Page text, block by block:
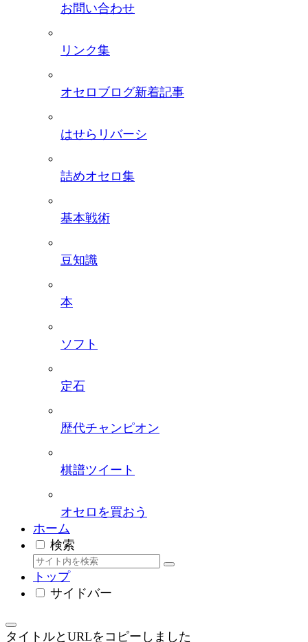
お問い合わせ
リンク集
オセロブログ新着記事
はせらリバーシ
詰めオセロ集
基本戦術
豆知識
本
ソフト
定石
歴代チャンピオン
棋譜ツイート
オセロを買おう
ホーム
検索
トップ
サイドバー
タイトルとURLをコピーしました